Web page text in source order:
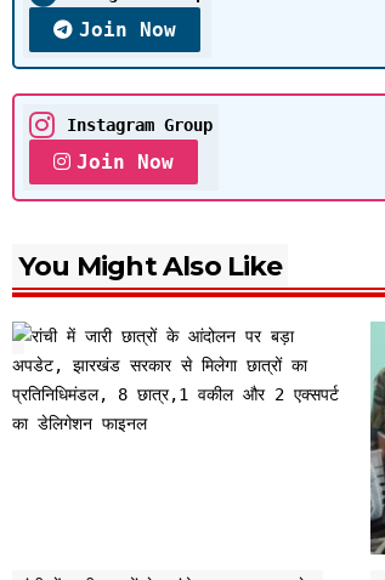
Join Now
Instagram Group
Join Now
You Might Also Like